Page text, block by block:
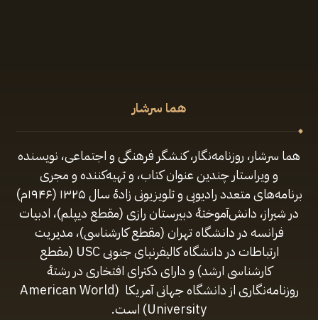
هما سرشار
هما سرشار، روزنامه‌نگار، کنشگر فرهنگی و اجتماعی، نویسنده
و ویراستار چندین عنوان کتاب، و تهیه‌کننده و مجری
برنامه‌های متعدد رادیویی و تلویزیونی زادهٔ سال ۱۳۲۵ (۱۹۴۶م)
در شیراز، دانش‌آموختهٔ دبیرستان رازی (مقطع‌ دیپلم)، ادبیات
فرانسه در دانشگاه تهران (مقطع کارشناسی)، مدیریت
ارتباطات در دانشگاه کالیفرنیای جنوبی USC (مقطع
کارشناسی ارشد) و دارای دکترای افتخاری در رشتهٔ
روزنامه‌نگاری از دانشگاه جهانی آمریکا (American World
University) است.